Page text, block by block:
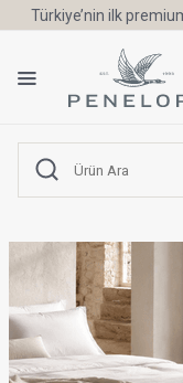
Türkiye’nin ilk